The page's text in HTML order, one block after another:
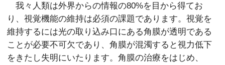
我々人類は外界からの情報の80%を目から得てお
り、視覚機能の維持は必須の課題であります。視覚を
維持するには光の取り込み口にある角膜が透明である
ことが必要不可欠であり、角膜が混濁すると視力低下
をきたし失明にいたります。角膜の治療をはじめ、